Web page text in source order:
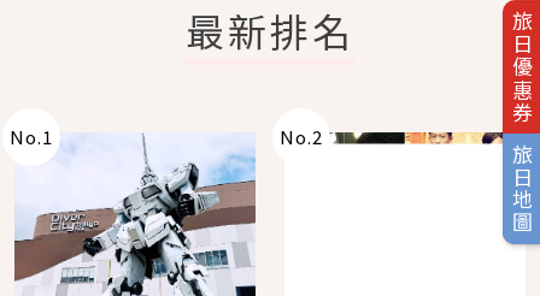
旅日優惠券
旅日地圖
最新排名
No.1 No.2